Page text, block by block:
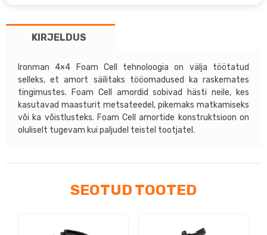
+
4×4
tõstesari
+40mm
kogus
KIRJELDUS
Ironman 4×4 Foam Cell tehnoloogia on välja töötatud
selleks, et amort säilitaks tööomadused ka raskemates
tingimustes. Foam Cell amordid sobivad hästi neile, kes
kasutavad maasturit metsateedel, pikemaks matkamiseks
või ka võistlusteks. Foam Cell amortide konstruktsioon on
oluliselt tugevam kui paljudel teistel tootjatel.
SEOTUD TOOTED